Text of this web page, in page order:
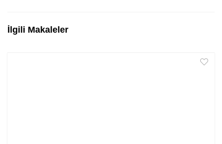
İlgili Makaleler